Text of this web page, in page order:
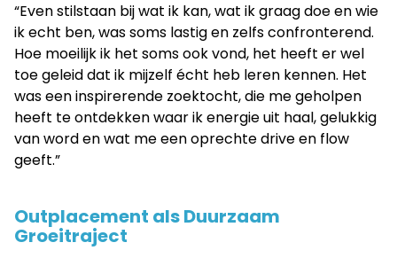
“Even stilstaan bij wat ik kan, wat ik graag doe en wie
ik echt ben, was soms lastig en zelfs confronterend.
Hoe moeilijk ik het soms ook vond, het heeft er wel
toe geleid dat ik mijzelf écht heb leren kennen. Het
was een inspirerende zoektocht, die me geholpen
heeft te ontdekken waar ik energie uit haal, gelukkig
van word en wat me een oprechte drive en flow
geeft.”
Outplacement als Duurzaam
Groeitraject